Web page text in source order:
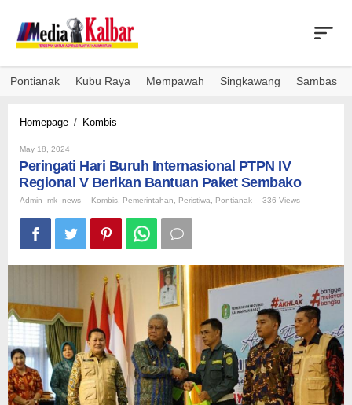
content
Pontianak Kubu Raya Mempawah Singkawang Sambas
Homepage / Kombis
Internasional
PTPN
Regional
V
Berikan
Bantuan
Paket
Sembako
May 18, 2024
Peringati Hari Buruh Internasional PTPN IV
Regional V Berikan Bantuan Paket Sembako
Admin_mk_news - Kombis Pemerintahan Peristiwa Pontianak - 336 Views